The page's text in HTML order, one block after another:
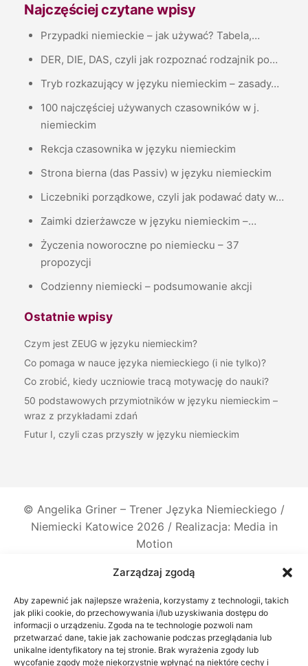
Zarządzaj zgodą
Aby zapewnić jak najlepsze wrażenia, korzystamy z technologii, takich
jak pliki cookie, do przechowywania i/lub uzyskiwania dostępu do
informacji o urządzeniu. Zgoda na te technologie pozwoli nam
przetwarzać dane, takie jak zachowanie podczas przeglądania lub
unikalne identyfikatory na tej stronie. Brak wyrażenia zgody lub
wycofanie zgody może niekorzystnie wpłynąć na niektóre cechy i
Najczęściej czytane wpisy
Przypadki niemieckie – jak używać? Tabela,…
DER, DIE, DAS, czyli jak rozpoznać rodzajnik po…
Tryb rozkazujący w języku niemieckim – zasady…
100 najczęściej używanych czasowników w j.
niemieckim
Rekcja czasownika w języku niemieckim
Strona bierna (das Passiv) w języku niemieckim
Liczebniki porządkowe, czyli jak podawać daty w…
Zaimki dzierżawcze w języku niemieckim –…
Życzenia noworoczne po niemiecku – 37
propozycji
Codzienny niemiecki – podsumowanie akcji
Ostatnie wpisy
Czym jest ZEUG w języku niemieckim?
Co pomaga w nauce języka niemieckiego (i nie tylko)?
Co zrobić, kiedy uczniowie tracą motywację do nauki?
50 podstawowych przymiotników w języku niemieckim –
wraz z przykładami zdań
Futur I, czyli czas przyszły w języku niemieckim
© Angelika Griner – Trener Języka Niemieckiego /
Niemiecki Katowice2026 / Realizacja: Media in
Motion